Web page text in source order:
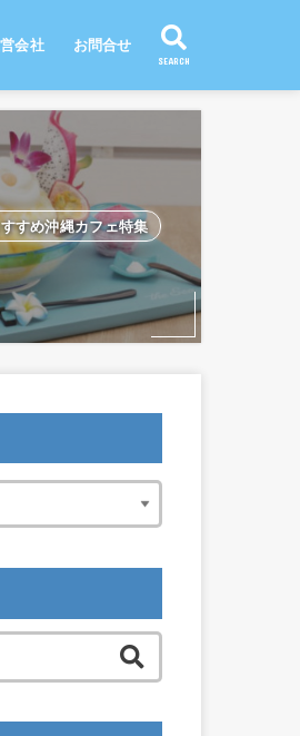
会社 お問合せ
SEARCH
すめ沖縄カフェ特集